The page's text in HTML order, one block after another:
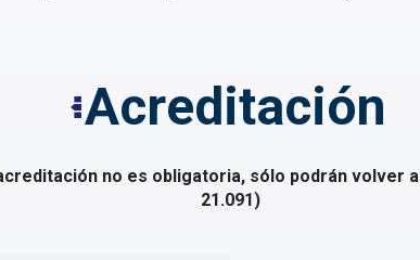
Acreditación
no es obligatoria, sólo podrán volver
21.091)